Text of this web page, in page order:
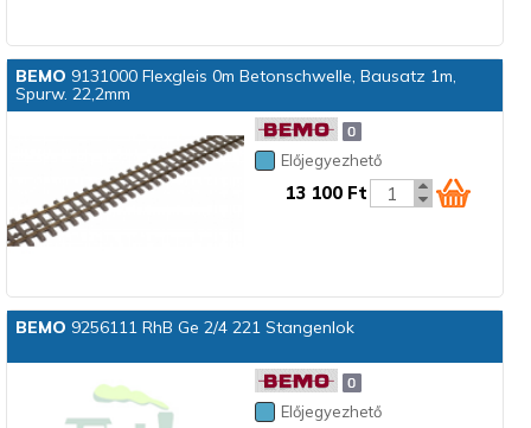
BEMO 9131000 Flexgleis 0m Betonschwelle, Bausatz 1m,
Spurw. 22,2mm
Előjegyezhető
13 100 Ft
BEMO 9256111 RhB Ge 2/4 221 Stangenlok
Előjegyezhető